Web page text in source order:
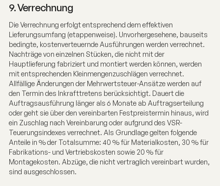
9. Verrechnung
Die Verrechnung erfolgt entsprechend dem effektiven
Lieferungsumfang (etappenweise). Unvorhergesehene, bauseits
bedingte, kostenverteuernde Ausführungen werden verrechnet.
Nachträge von einzelnen Stücken, die nicht mit der
Hauptlieferung fabriziert und montiert werden können, werden
mit entsprechenden Kleinmengenzuschlägen verrechnet.
Allfällige Änderungen der Mehrwertsteuer-Ansätze werden auf
den Termin des Inkrafttretens berücksichtigt. Dauert die
Auftragsausführung länger als 6 Monate ab Auftragserteilung
oder geht sie über den vereinbarten Festpreistermin hinaus, wird
ein Zuschlag nach Vereinbarung oder aufgrund des VSR-
Teuerungsindexes verrechnet. Als Grundlage gelten folgende
Anteile in % der Totalsumme: 40 % für Materialkosten, 30 % für
Fabrikations- und Vertriebskosten sowie 20 % für
Montagekosten. Abzüge, die nicht vertraglich vereinbart wurden,
sind ausgeschlossen.